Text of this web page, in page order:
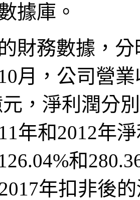
據庫。
財務數據，
月，公司營
，淨利潤分
年和2012年
和
年扣非後